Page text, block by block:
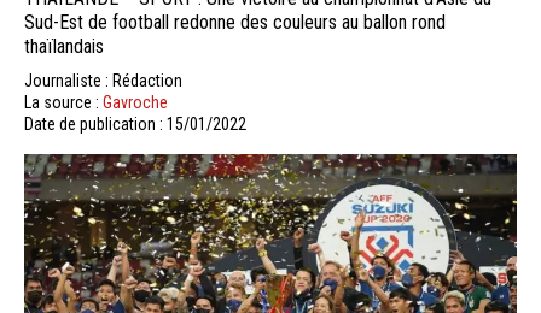
Sud-Est de football redonne des couleurs au ballon rond
thaïlandais
Journaliste : Rédaction
La source : Gavroche
Date de publication : 15/01/2022